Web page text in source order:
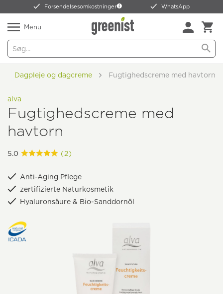
Forsendelsesomkostninger WhatsApp
Menu
Dagpleje og dagcreme Fugtighedscreme med havtorn
alva
Fugtighedscreme med
havtorn
5.0 (2)
Anti-Aging Pflege
zertifizierte Naturkosmetik
Hyaluronsäure & Bio-Sanddornöl